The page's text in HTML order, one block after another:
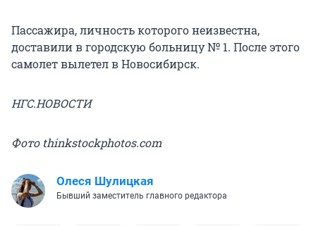
Пассажира, личность которого неизвестна,
доставили в городскую больницу № 1. После этого
самолет вылетел в Новосибирск.
НГС.НОВОСТИ
Фото thinkstockphotos.com
Олеся Шулицкая
Бывший заместитель главного редактора